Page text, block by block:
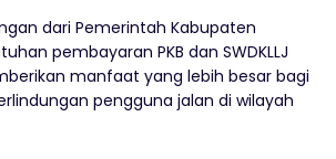
dari Pemerintah Kabupaten
pembayaran PKB dan SWDKLLJ
manfaat yang lebih besar bagi
pengguna jalan di wilayah